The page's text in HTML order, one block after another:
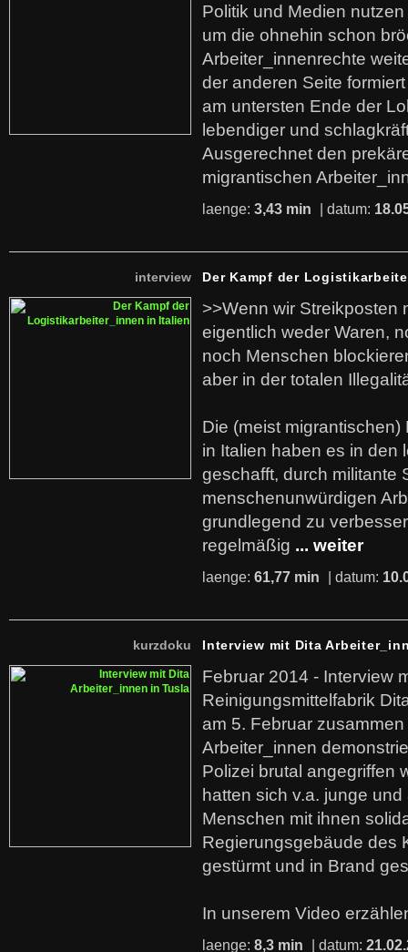
Politik und Medien
um die ohnehin schon
Arbeiter_innenrechte
der anderen Seite
am untersten Ende der
lebendiger und
Ausgerechnet den
migrantischen
laenge: 3,43 min | datum:
interview Der Kampf der
>>Wenn wir Streikposten
eigentlich weder Waren,
noch Menschen
aber in der totalen
Die (meist
in Italien haben es in den
geschafft, durch militante
menschenunwürdigen
grundlegend zu
regelmäßig ... weiter
laenge: 61,77 min | datum:
kurzdoku Interview mit Dita
Februar 2014 - Interview
Reinigungsmittelfabrik
am 5. Februar
Arbeiter_innen
Polizei brutal angegriffen
hatten sich v.a. junge
Menschen mit ihnen
Regierungsgebäude des
gestürmt und in Brand
In unserem Video
laenge: 8,3 min | datum: